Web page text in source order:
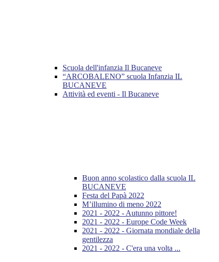
Scuola dell'infanzia Il Bucaneve
“ARCOBALENO” scuola Infanzia IL
BUCANEVE
Attività ed eventi - Il Bucaneve
Buon anno scolastico dalla scuola IL
BUCANEVE
Festa del Papà 2022
M’illumino di meno 2022
2021 - 2022 - Autunno pittore!
2021 - 2022 - Europe Code Week
2021 - 2022 - Giornata mondiale della
gentilezza
2021 - 2022 - C'era una volta ...